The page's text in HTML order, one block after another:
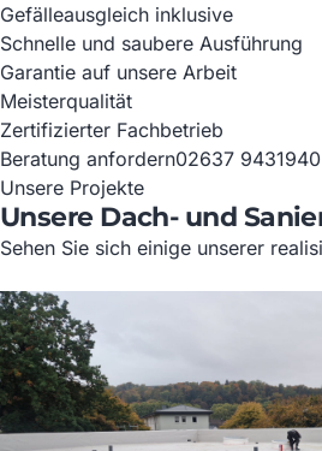
Gefälleausgleich inklusive
Schnelle und saubere Ausführung
Garantie auf unsere Arbeit
Meisterqualität
Zertifizierter Fachbetrieb
Beratung anfordern02637 9431940
Unsere Projekte
Unsere Dach- und
Sehen Sie sich einige unserer